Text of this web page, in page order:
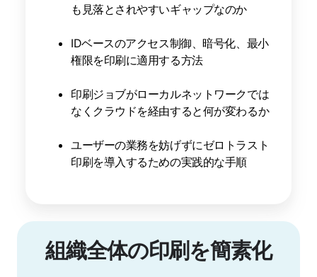
も見落とされやすいギャップなのか
IDベースのアクセス制御、暗号化、最小
権限を印刷に適用する方法
印刷ジョブがローカルネットワークでは
なくクラウドを経由すると何が変わるか
ユーザーの業務を妨げずにゼロトラスト
印刷を導入するための実践的な手順
組織全体の印刷を簡素化